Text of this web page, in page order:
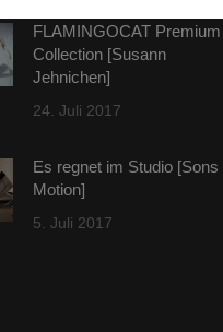
FLAMINGOCAT Premium
Collection [Susann
Jehnichen]
24. Juli 2017
Es regnet im Studio [Sons
Motion]
5. Juli 2017